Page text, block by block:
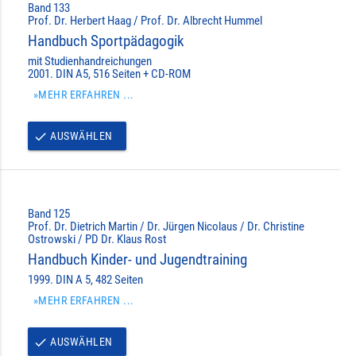
Band 133
Prof. Dr. Herbert Haag / Prof. Dr. Albrecht Hummel
Handbuch Sportpädagogik
mit Studienhandreichungen
2001. DIN A5, 516 Seiten + CD-ROM
»MEHR ERFAHREN ...
done AUSWÄHLEN
Band 125
Prof. Dr. Dietrich Martin / Dr. Jürgen Nicolaus / Dr. Christine
Ostrowski / PD Dr. Klaus Rost
Handbuch Kinder- und Jugendtraining
1999. DIN A 5, 482 Seiten
»MEHR ERFAHREN ...
done AUSWÄHLEN